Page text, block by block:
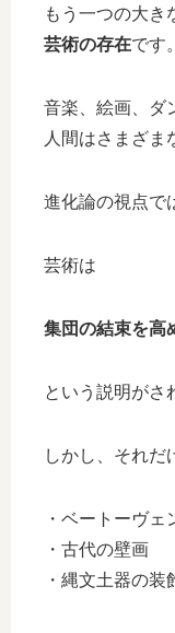
もう一つの大き
芸術の存在です。
音楽、絵画、ダ
人間はさまざま
進化論の視点で
芸術は
集団の結束を高
という説明がさ
しかし、それだ
・ベートーヴェ
・古代の壁画
・縄文土器の装